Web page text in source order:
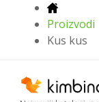
Proizvodi
Kus kus